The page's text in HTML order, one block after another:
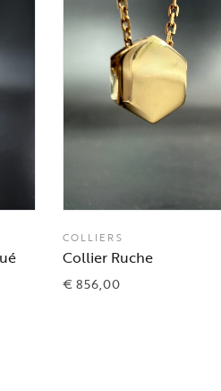
COLLIERS
Collier Ruche
€856,00